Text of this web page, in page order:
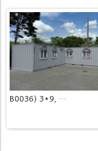
B0036) 3*9, …